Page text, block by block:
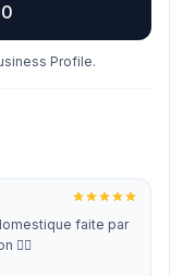
Profile.
faite par
👍🏼